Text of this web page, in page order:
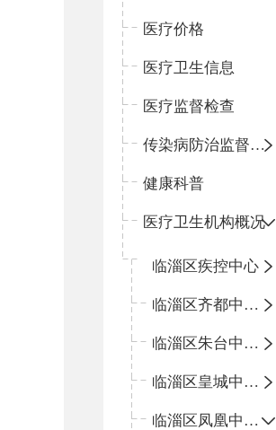
医疗价格
医疗卫生信息
医疗监督检查
传染病防治监督检查
健康科普
医疗卫生机构概况
临淄区疾控中心
临淄区齐都中心卫生院
临淄区朱台中心卫生院
临淄区皇城中心卫生院
临淄区凤凰中心卫生院